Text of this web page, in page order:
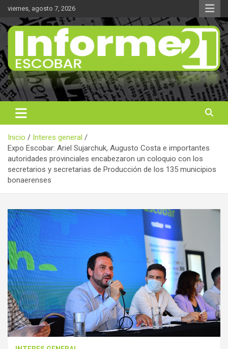
Saltar
contenido
viernes, agosto 7, 2026
Informe 21
Noticas reales
Inicio
Interes general
Expo Escobar: Ariel Sujarchuk, Augusto Costa e importantes
autoridades provinciales encabezaron un coloquio con los
secretarios y secretarias de Producción de los 135 municipios
bonaerenses